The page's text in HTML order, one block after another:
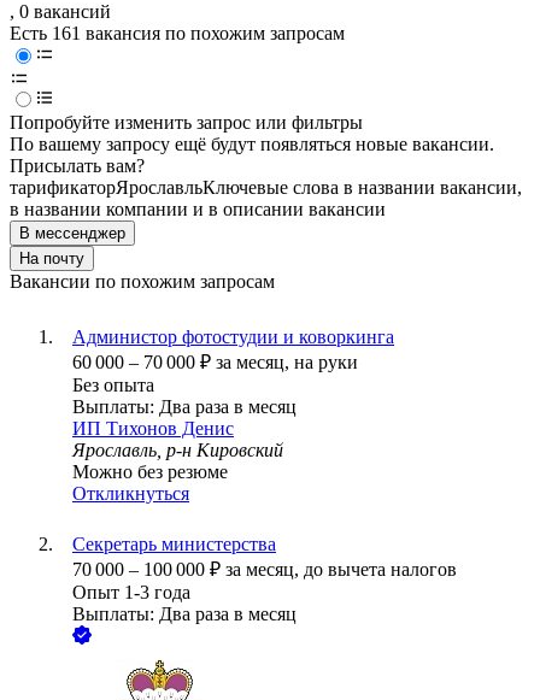
, 0 вакансий
Есть 161 вакансия по похожим запросам
Попробуйте изменить запрос или фильтры
По вашему запросу ещё будут появляться новые вакансии.
Присылать вам?
тарификаторЯрославльКлючевые слова в названии вакансии,
в названии компании и в описании вакансии
В мессенджер
На почту
Вакансии по похожим запросам
Администор фотостудии и коворкинга
60 000 – 70 000 ₽ за месяц, на руки
Без опыта
Выплаты: Два раза в месяц
ИП Тихонов Денис
Ярославль, р-н Кировский
Можно без резюме
Откликнуться
Секретарь министерства
70 000 – 100 000 ₽ за месяц, до вычета налогов
Опыт 1-3 года
Выплаты: Два раза в месяц